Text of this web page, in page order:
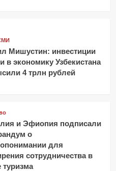
Мишустин: инвестиции
в экономику Узбекистана
4 трлн рублей
и Эфиопия подписали
о
для
сотрудничества в
туризма